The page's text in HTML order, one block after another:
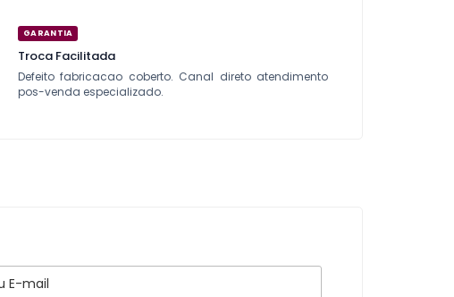
GARANTIA
Troca Facilitada
Defeito fabricacao coberto. Canal direto atendimento
pos-venda especializado.